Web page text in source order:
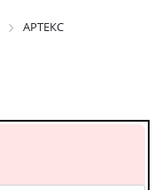
АРТЕКС